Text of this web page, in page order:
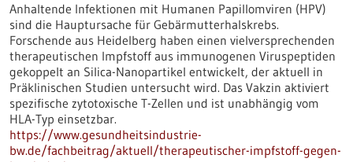
Anhaltende Infektionen mit Humanen Papillomviren (HPV)
sind die Hauptursache für Gebärmutterhalskrebs.
Forschende aus Heidelberg haben einen vielversprechenden
therapeutischen Impfstoff aus immunogenen Viruspeptiden
gekoppelt an Silica-Nanopartikel entwickelt, der aktuell in
Präklinischen Studien untersucht wird. Das Vakzin aktiviert
spezifische zytotoxische T-Zellen und ist unabhängig vom
HLA-Typ einsetzbar.
https://www.gesundheitsindustrie-
bw.de/fachbeitrag/aktuell/therapeutischer-impfstoff-gegen-